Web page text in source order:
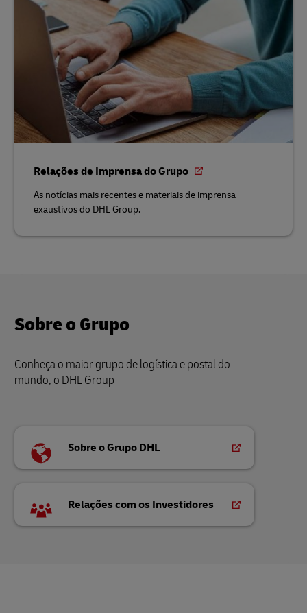
Relações de Imprensa do Grupo
As notícias mais recentes e materiais de imprensa
exaustivos do DHL Group.
Sobre o Grupo
Conheça o maior grupo de logística e postal do
mundo, o DHL Group
Sobre o Grupo DHL
Relações com os Investidores